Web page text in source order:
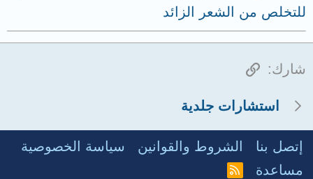
للتخلص من الشعر الزائد
شارك: الرابط
استشارات جلدية
إتصل بنا الشروط والقوانين
سياسة الخصوصية
مساعدة
R